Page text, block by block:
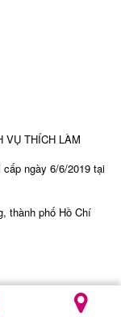
VỤ THÍCH LÀM
ngày 6/6/2019 tại
thành phố Hồ Chí